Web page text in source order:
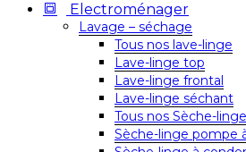
Electroménager
Lavage – séchage
Tous nos lave-linge
Lave-linge top
Lave-linge frontal
Lave-linge séchant
Tous nos Sèche-linge
Sèche-linge pompe